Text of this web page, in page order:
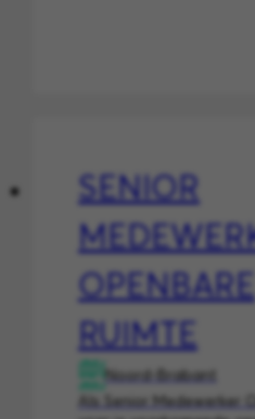
SENIOR
OPENBARE
RUIMTE
Noord-Brabant
Als Senior Medewerker